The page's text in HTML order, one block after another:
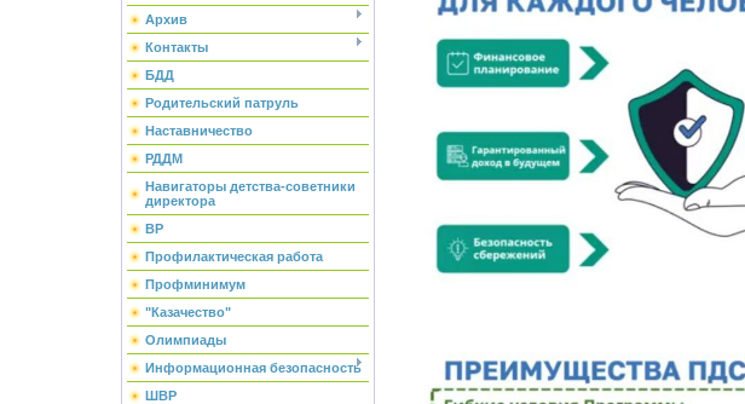
Архив
Контакты
БДД
Родительский патруль
Наставничество
РДДМ
Навигаторы детства-советники
директора
ВР
Профилактическая работа
Профминимум
"Казачество"
Олимпиады
Информационная безопасность
ШВР